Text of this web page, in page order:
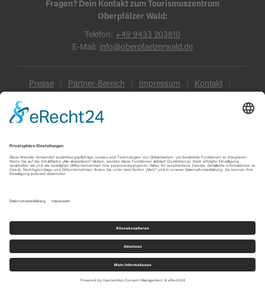
Fragen? Dein Kontakt zum Tourismuszentrum
Oberpfälzer Wald:
Telefon: +49 9433 203810
E-Mail: info@oberpfaelzerwald.de
Presse Partner-Bereich Impressum Kontakt
Datenschutz
© Oberpfälzer Wald 2026
Erlebnisse